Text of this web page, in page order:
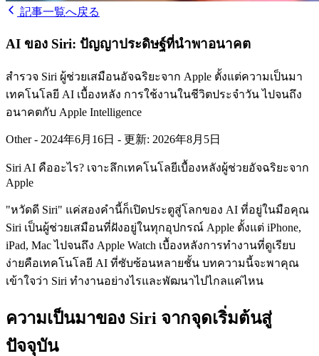
記事一覧へ戻る
AI ของ Siri: ปัญญาประดิษฐ์ที่นำพาอนาคต
สำรวจ Siri ผู้ช่วยเสมือนอัจฉริยะจาก Apple ตั้งแต่ความเป็นมา
เทคโนโลยี AI เบื้องหลัง การใช้งานในชีวิตประจำวัน ไปจนถึง
อนาคตกับ Apple Intelligence
Other- 2024年6月16日 - 更新: 2026年8月5日
Siri AI คืออะไร? เจาะลึกเทคโนโลยีเบื้องหลังผู้ช่วยอัจฉริยะจาก
Apple
"หวัดดี Siri" แค่สองคำนี้ก็เปิดประตูสู่โลกของ AI ที่อยู่ในมือคุณ
Siri เป็นผู้ช่วยเสมือนที่ฝังอยู่ในทุกอุปกรณ์ Apple ตั้งแต่ iPhone,
iPad, Mac ไปจนถึง Apple Watch เบื้องหลังการทำงานที่ดูเรียบ
ง่ายคือเทคโนโลยี AI ที่ซับซ้อนหลายชั้น บทความนี้จะพาคุณ
เข้าใจว่า Siri ทำงานอย่างไรและพัฒนาไปไกลแค่ไหน
ความเป็นมาของ Siri จากจุดเริ่มต้นสู่
ปัจจุบัน